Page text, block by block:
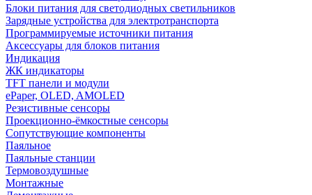
Блоки питания для светодиодных светильников
Зарядные устройства для электротранспорта
Программируемые источники питания
Аксессуары для блоков питания
Индикация
ЖК индикаторы
TFT панели и модули
ePaper, OLED, AMOLED
Резистивные сенсоры
Проекционно-ёмкостные сенсоры
Сопутствующие компоненты
Паяльное
Паяльные станции
Термовоздушные
Монтажные